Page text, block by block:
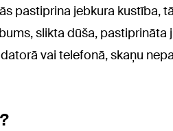
pastiprina jebkura kustība,
slikta dūša,
vai telefonā, skaņu